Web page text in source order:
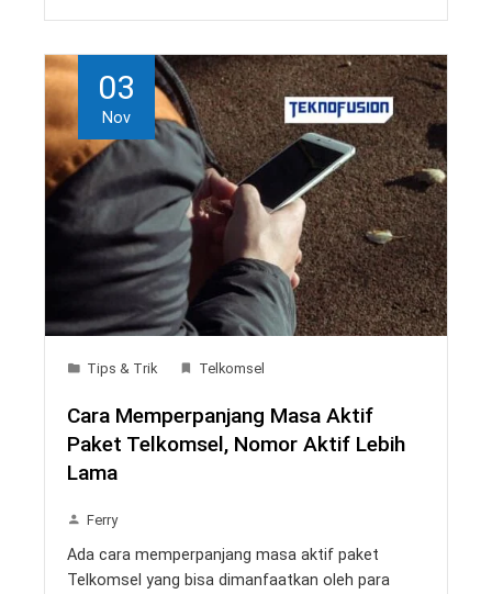
03
Nov
Tips & Trik Telkomsel
Cara Memperpanjang Masa Aktif
Paket Telkomsel, Nomor Aktif Lebih
Lama
Ferry
Ada cara memperpanjang masa aktif paket
Telkomsel yang bisa dimanfaatkan oleh para